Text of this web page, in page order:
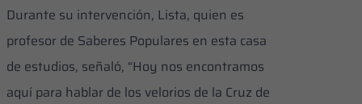
Durante su intervención, Lista, quien es
profesor de Saberes Populares en esta casa
de estudios, señaló, “Hoy nos encontramos
aquí para hablar de los velorios de la Cruz de